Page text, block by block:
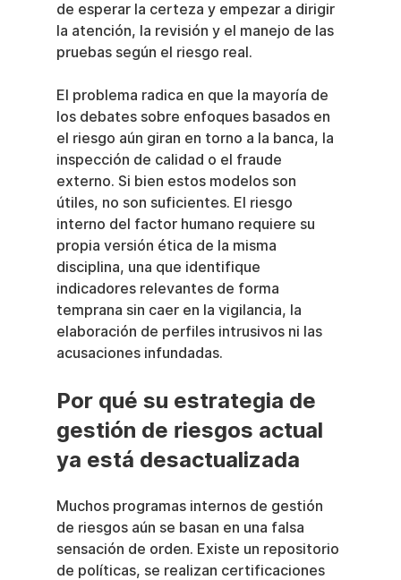
de esperar la certeza y empezar a dirigir
la atención, la revisión y el manejo de las
pruebas según el riesgo real.
El problema radica en que la mayoría de
los debates sobre enfoques basados en
el riesgo aún giran en torno a la banca, la
inspección de calidad o el fraude
externo. Si bien estos modelos son
útiles, no son suficientes. El riesgo
interno del factor humano requiere su
propia versión ética de la misma
disciplina, una que identifique
indicadores relevantes de forma
temprana sin caer en la vigilancia, la
elaboración de perfiles intrusivos ni las
acusaciones infundadas.
Por qué su estrategia de
gestión de riesgos actual
ya está desactualizada
Muchos programas internos de gestión
de riesgos aún se basan en una falsa
sensación de orden. Existe un repositorio
de políticas, se realizan certificaciones